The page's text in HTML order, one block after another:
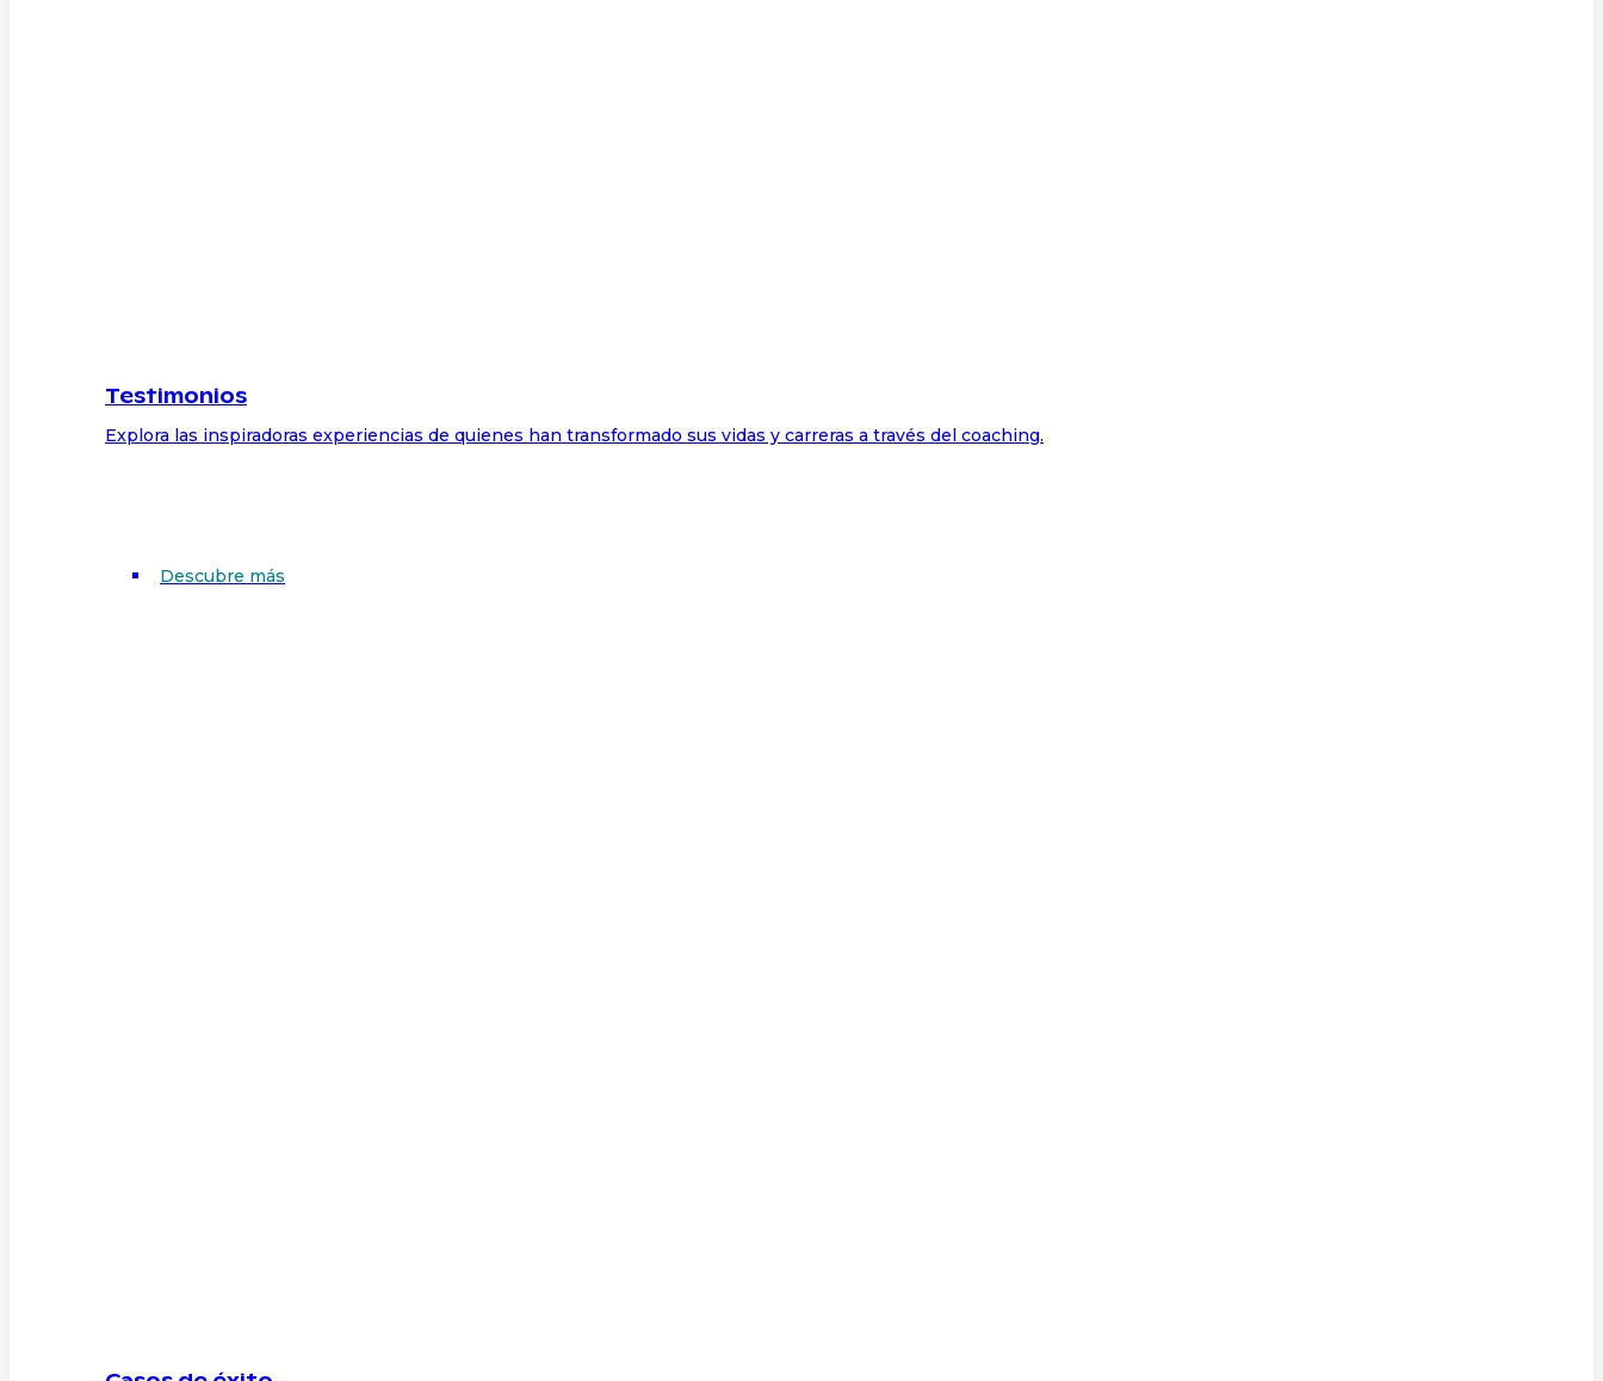
Testimonios
Explora las inspiradoras experiencias de quienes han transformado sus vidas y carreras a través del coaching.
Descubre más